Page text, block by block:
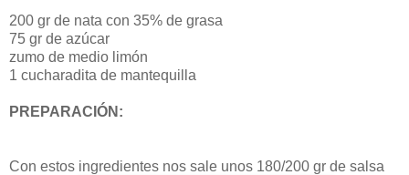
200 gr de nata con 35% de grasa
75 gr de azúcar
zumo de medio limón
1 cucharadita de mantequilla
PREPARACIÓN:
Con estos ingredientes nos sale unos 180/200 gr de salsa